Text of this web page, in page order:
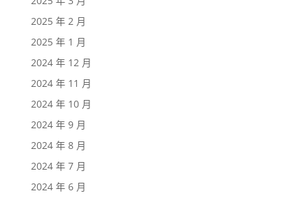
2025 年 2 月
2025 年 1 月
2024 年 12 月
2024 年 11 月
2024 年 10 月
2024 年 9 月
2024 年 8 月
2024 年 7 月
2024 年 6 月